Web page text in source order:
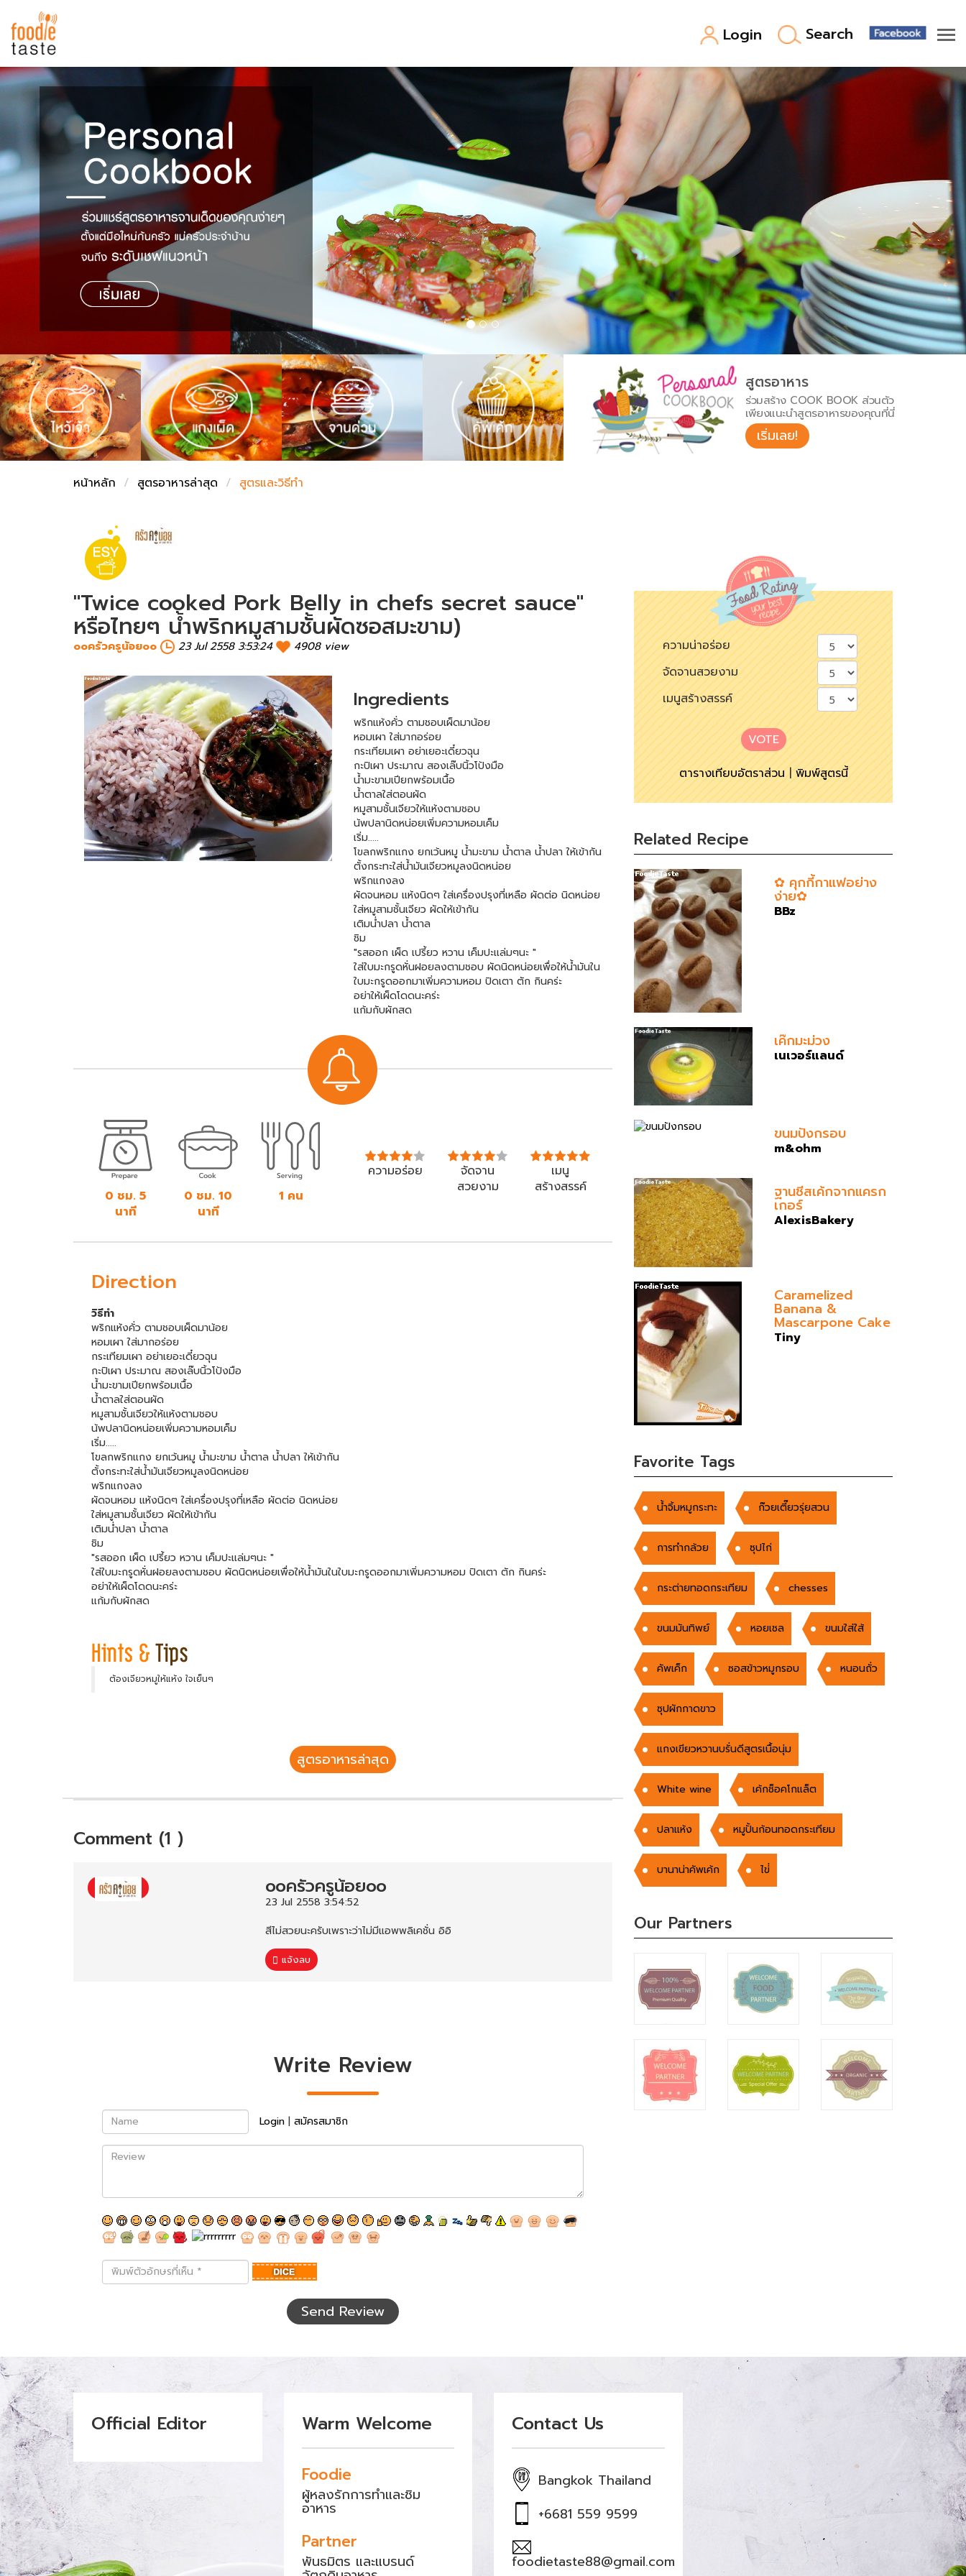
Login Search
สูตรอาหาร
สูตรอาหารล่าสุด
Top Foodie
พาไปชิม
สารพันก้นครัว
เคล็ดลับน่ารู้
เปรียบเทียบหน่วยการตวง
เปรียบเทียบอุณหภูมิ
เปรียบเทียบน้ำหนักวัตถุดิบ
ชั่งตวงเนย
FoodPedia
สร้าง Cookbook
สูตรอาหาร
ร่วมสร้าง COOK BOOK ส่วนตัว
เพียงแนะนำสูตรอาหารของคุณที่นี่
เริ่มเลย!
หน้าหลัก สูตรอาหารล่าสุด สูตรและวิธีทำ
"Twice cooked Pork Belly in chefs secret sauce"
หรือไทยๆ น้ำพริกหมูสามชั้นผัดซอสมะขาม)
ooครัวครูน้อยoo 23 Jul 2558 3:53:24 4908 view
Ingredients
พริกแห้งคั่ว ตามชอบเผ็ดมาน้อย
หอมเผา ใส่มากอร่อย
กระเทียมเผา อย่าเยอะเดี๋ยวฉุน
กะปิเผา ประมาณ สองเล๊บนิ้วโป้งมือ
น้ำมะขามเปียกพร้อมเนื้อ
น้ำตาลใส่ตอนผัด
หมูสามชั้นเจียวให้แห้งตามชอบ
น้พปลานิดหน่อยเพิ่มความหอมเค็ม
เริ่ม.....
โขลกพริกแกง ยกเว้นหมู น้ำมะขาม น้ำตาล น้ำปลา ให้เข้ากัน
ตั้งกระทะใส่น้ำมันเจียวหมูลงนิดหน่อย
พริกแกงลง
ผัดจนหอม แห้งนิดๆ ใส่เครื่องปรุงที่เหลือ ผัดต่อ นิดหน่อย
ใส่หมูสามชั้นเจียว ผัดให้เข้ากัน
เติมน่ำปลา น้ำตาล
ชิม
"รสออก เผ็ด เปรี้ยว หวาน เค็มปะเเล่มๆนะ "
ใส่ใบมะกรูดหั่นฝอยลงตามชอบ ผัดนิดหน่อยเพื่อให้น้ำมันใน
ใบมะกรูดออกมาเพิ่มความหอม ปิดเตา ตัก กินคร่ะ
อย่าให้เผ็ดโดดนะคร่ะ
แก้มกับผักสด
0 ชม. 5
นาที
0 ชม. 10
นาที
1 คน
ความอร่อย
จัดจาน
สวยงาม
เมนู
สร้างสรรค์
Direction
วิธีทำ
พริกแห้งคั่ว ตามชอบเผ็ดมาน้อย
หอมเผา ใส่มากอร่อย
กระเทียมเผา อย่าเยอะเดี๋ยวฉุน
กะปิเผา ประมาณ สองเล๊บนิ้วโป้งมือ
น้ำมะขามเปียกพร้อมเนื้อ
น้ำตาลใส่ตอนผัด
หมูสามชั้นเจียวให้แห้งตามชอบ
น้พปลานิดหน่อยเพิ่มความหอมเค็ม
เริ่ม.....
โขลกพริกแกง ยกเว้นหมู น้ำมะขาม น้ำตาล น้ำปลา ให้เข้ากัน
ตั้งกระทะใส่น้ำมันเจียวหมูลงนิดหน่อย
พริกแกงลง
ผัดจนหอม แห้งนิดๆ ใส่เครื่องปรุงที่เหลือ ผัดต่อ นิดหน่อย
ใส่หมูสามชั้นเจียว ผัดให้เข้ากัน
เติมน่ำปลา น้ำตาล
ชิม
"รสออก เผ็ด เปรี้ยว หวาน เค็มปะเเล่มๆนะ "
ใส่ใบมะกรูดหั่นฝอยลงตามชอบ ผัดนิดหน่อยเพื่อให้น้ำมันในใบมะกรูดออกมาเพิ่มความหอม ปิดเตา ตัก กินคร่ะ
อย่าให้เผ็ดโดดนะคร่ะ
แก้มกับผักสด
ต้องเจียวหมูให้แห้ง ใจเย็นๆ
สูตรอาหารล่าสุด
Comment (1 )
ooครัวครูน้อยoo
23 Jul 2558 3:54:52
สีไม่สวยนะครับเพราะว่าไม่มีแอพพลิเคชั่น อิอิ
แจ้งลบ
Write Review
Name Login | สมัครสมาชิก
Review
พิมพ์
ตัว
Send Review
ความน่าอร่อย
จัดจานสวยงาม
เมนูสร้างสรรค์
VOTE
ตารางเทียบอัตราส่วน|พิมพ์สูตรนี้
Related Recipe
✿ คุกกี้กาแฟอย่าง
ง่าย✿
BBz
เค๊กมะม่วง
เนเวอร์แลนด์
ขนมปังกรอบ
m&ohm
ฐานชีสเค้กจากแครก
เกอร์
AlexisBakery
Caramelized
Banana &
Mascarpone Cake
Tiny
Favorite Tags
น้ำจิ้มหมูกระทะ ก๊วยเตี๊ยวรุ่ยสวน
การทำกล้วย ซุปไก่
กระต่ายทอดกระเทียม chesses
ขนมมันทิพย์ หอยเชล ขนมใส่ใส้
คัพเค็ก ซอสข้าวหมูกรอบ หนอนถั่ว
ซุปผักกาดขาว
แกงเขียวหวานบรั่นดีสูตรเนื้อนุ่ม
White wine เค้กช็อคโกแล็ต
ปลาแห้ง หมูปั้นก้อนทอดกระเทียม
บานาน่าคัพเค้ก ไข่่
Our Partners
Official Editor Warm Welcome
Foodie
ผู้หลงรักการทำและชิม
อาหาร
Partner
พันธมิตร และแบรนด์
Contact Us
Bangkok Thailand
+6681 559 9599
foodietaste88@gmail.com